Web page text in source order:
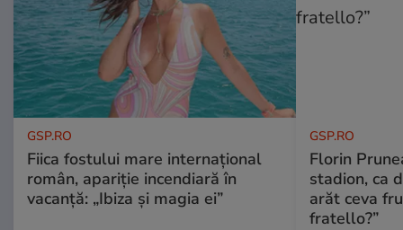
GSP.RO
Fiica fostului mare internațional
român, apariție incendiară în
vacanță: „Ibiza și magia ei”
GSP.RO
Florin
stadion, ca
arăt ceva
fratello?”